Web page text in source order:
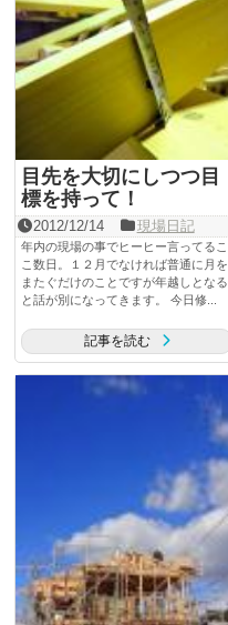
目先を大切にしつつ目
標を持って！
2012/12/14 現場日記
年内の現場の事でヒーヒー言ってるこ
こ数日。１２月でなければ普通に月を
またぐだけのことですが年越しとなる
と話が別になってきます。 今日修...
記事を読む